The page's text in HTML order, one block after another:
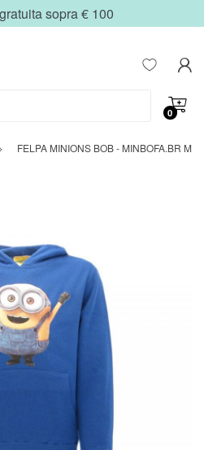
sopra € 100
0
FELPA MINIONS BOB - MINBOFA.BR M